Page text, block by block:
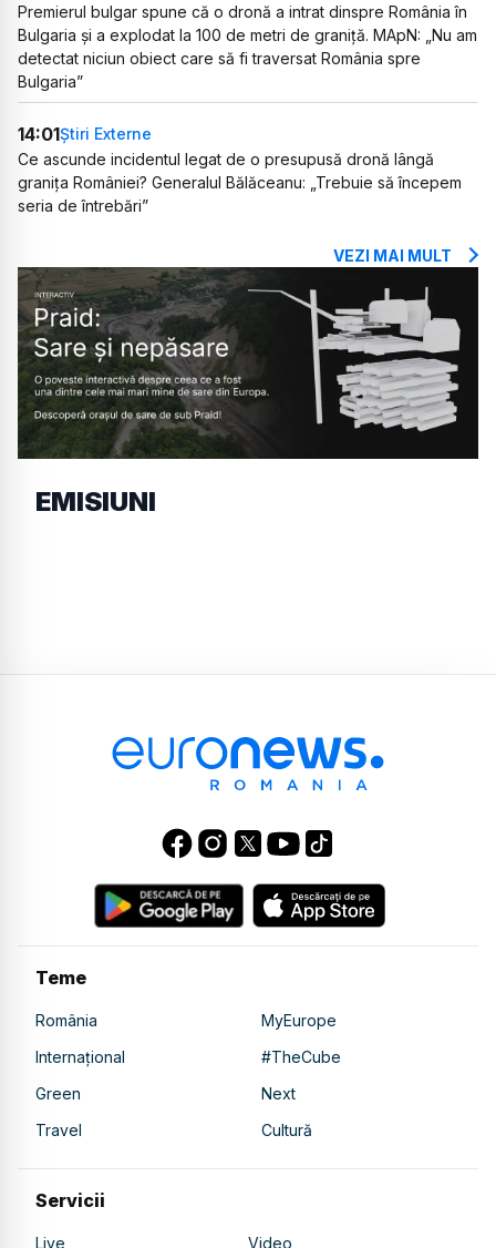
Premierul bulgar spune că o dronă a intrat dinspre România în
Bulgaria și a explodat la 100 de metri de graniță. MApN: „Nu am
detectat niciun obiect care să fi traversat România spre
Bulgaria”
14:01Știri Externe
Ce ascunde incidentul legat de o presupusă dronă lângă
granița României? Generalul Bălăceanu: „Trebuie să începem
seria de întrebări”
VEZI MAI MULT
EMISIUNI
Teme
România
MyEurope
Internațional
#TheCube
Green
Next
Travel
Cultură
Servicii
Live Video